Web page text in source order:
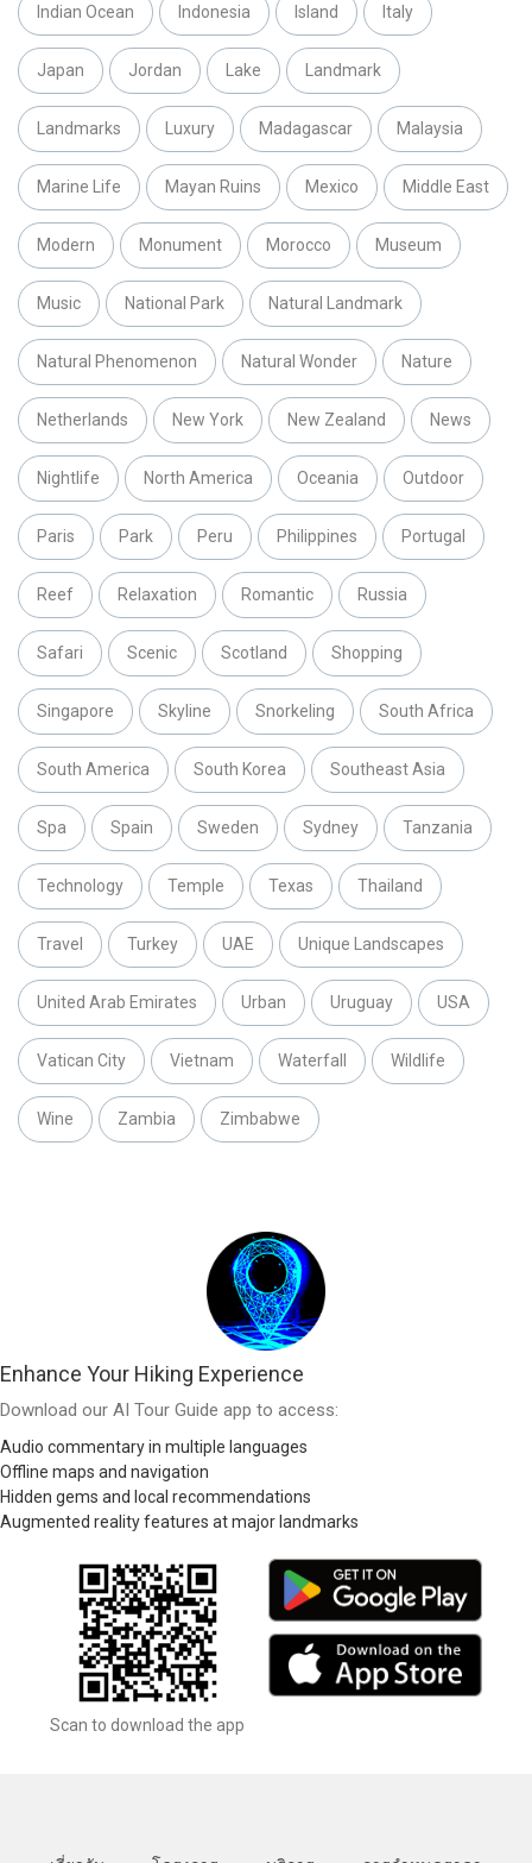
Indian Ocean Indonesia Island Italy
Japan Jordan Lake Landmark
Landmarks Luxury Madagascar Malaysia
Marine Life Mayan Ruins Mexico Middle East
Modern Monument Morocco Museum
Music National Park Natural Landmark
Natural Phenomenon Natural Wonder Nature
Netherlands New York New Zealand News
Nightlife North America Oceania Outdoor
Paris Park Peru Philippines Portugal
Reef Relaxation Romantic Russia
Safari Scenic Scotland Shopping
Singapore Skyline Snorkeling South Africa
South America South Korea Southeast Asia
Spa Spain Sweden Sydney Tanzania
Technology Temple Texas Thailand
Travel Turkey UAE Unique Landscapes
United Arab Emirates Urban Uruguay USA
Vatican City Vietnam Waterfall Wildlife
Wine Zambia Zimbabwe
Enhance Your Hiking Experience
Download our AI Tour Guide app to access:
Audio commentary in multiple languages
Offline maps and navigation
Hidden gems and local recommendations
Augmented reality features at major landmarks
Scan to download the app